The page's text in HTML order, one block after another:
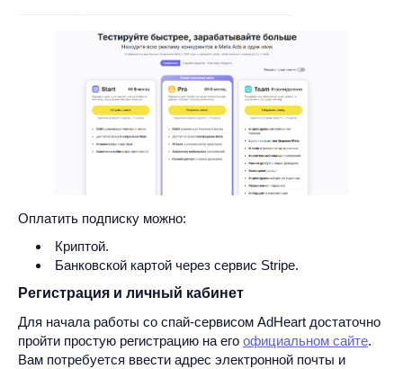
Оплатить подписку можно:
Криптой.
Банковской картой через сервис Stripe.
Регистрация и личный кабинет
Для начала работы со спай-сервисом AdHeart достаточно
пройти простую регистрацию на его официальном сайте.
Вам потребуется ввести адрес электронной почты и